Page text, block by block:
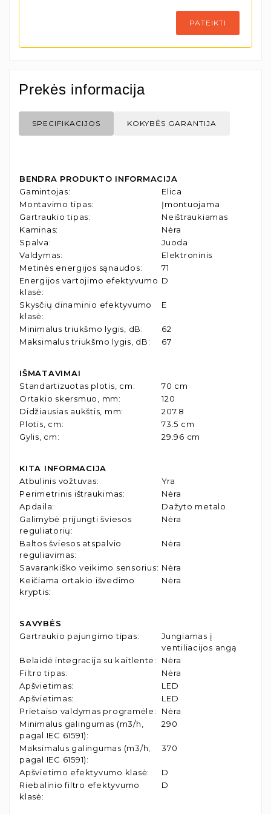
PATEIKTI
Prekės informacija
SPECIFIKACIJOS KOKYBĖS GARANTIJA
BENDRA PRODUKTO INFORMACIJA
Gamintojas:
Elica
Montavimo tipas:
Įmontuojama
Gartraukio tipas:
Neištraukiamas
Kaminas:
Nėra
Spalva:
Juoda
Valdymas:
Elektroninis
Metinės energijos sąnaudos:
71
Energijos vartojimo efektyvumo
klasė:
D
Skysčių dinaminio efektyvumo
klasė:
E
Minimalus triukšmo lygis, dB:
62
Maksimalus triukšmo lygis, dB: 67
IŠMATAVIMAI
Standartizuotas plotis, cm:
70 cm
Ortakio skersmuo, mm:
120
Didžiausias aukštis, mm:
207.8
Plotis, cm:
73.5 cm
Gylis, cm: 29.96 cm
KITA INFORMACIJA
Atbulinis vožtuvas:
Yra
Perimetrinis ištraukimas:
Nėra
Apdaila:
Dažyto metalo
Galimybė prijungti šviesos
reguliatorių:
Nėra
Baltos šviesos atspalvio
reguliavimas:
Nėra
Savarankiško veikimo sensorius: Nėra
Keičiama ortakio išvedimo
kryptis:
Nėra
SAVYBĖS
Gartraukio pajungimo tipas:
Jungiamas į
ventiliacijos angą
Belaidė integracija su kaitlente:
Nėra
Filtro tipas:
Nėra
Apšvietimas:
LED
Apšvietimas:
LED
Prietaiso valdymas programėle:
Nėra
Minimalus galingumas (m3/h,
pagal IEC 61591):
290
Maksimalus galingumas (m3/h,
pagal IEC 61591):
370
Apšvietimo efektyvumo klasė:
D
Riebalinio filtro efektyvumo
klasė:
D